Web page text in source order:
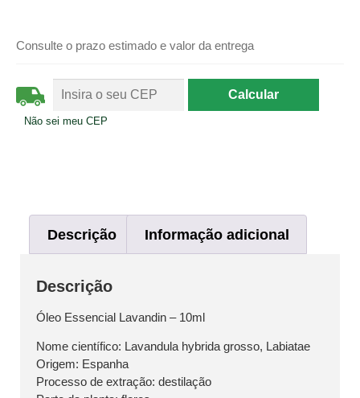
Consulte o prazo estimado e valor da entrega
Não sei meu CEP
Descrição Informação adicional
Descrição
Óleo Essencial Lavandin – 10ml
Nome científico: Lavandula hybrida grosso, Labiatae
Origem: Espanha
Processo de extração: destilação